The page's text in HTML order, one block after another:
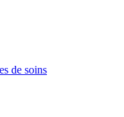
de soins